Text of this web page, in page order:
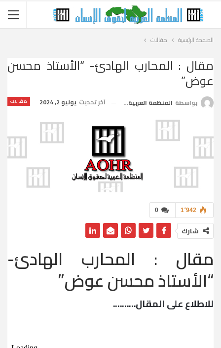
الصفحة الرئيسية مقالات
مقال : المحارب الهادئ- “الأستاذ محسن
عوض”
مقالات بواسطة المنظمة العربية لحقوق الإنسان آخر تحديث يوليو 2, 2024
0 1٬942
شارك
مقال : المحارب الهادئ-
“الأستاذ محسن عوض”
للاطلاع على المقال……….